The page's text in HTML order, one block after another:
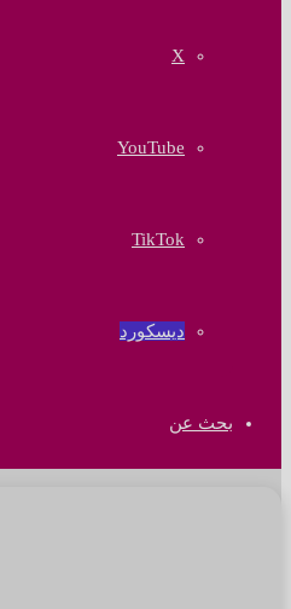
‫X
‫YouTube
‫TikTok
ديسكورد
بحث عن